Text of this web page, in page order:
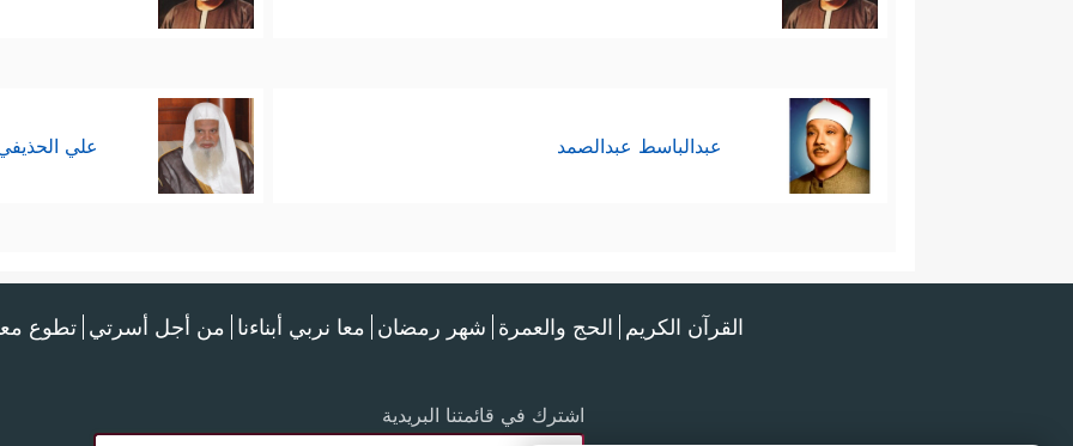
عبدالباسط عبدالصمد علي
القرآن الكريم الحج والعمرة شهر رمضان معا نربي أبناءنا من أجل أسرتي تطوع
اشترك في قائمتنا البريدية